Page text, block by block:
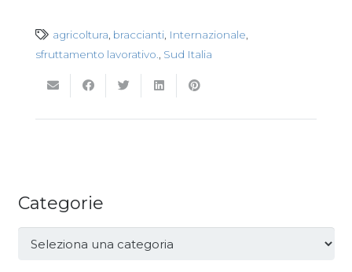
agricoltura, braccianti, Internazionale,
sfruttamento lavorativo., Sud Italia
Categorie
Categorie